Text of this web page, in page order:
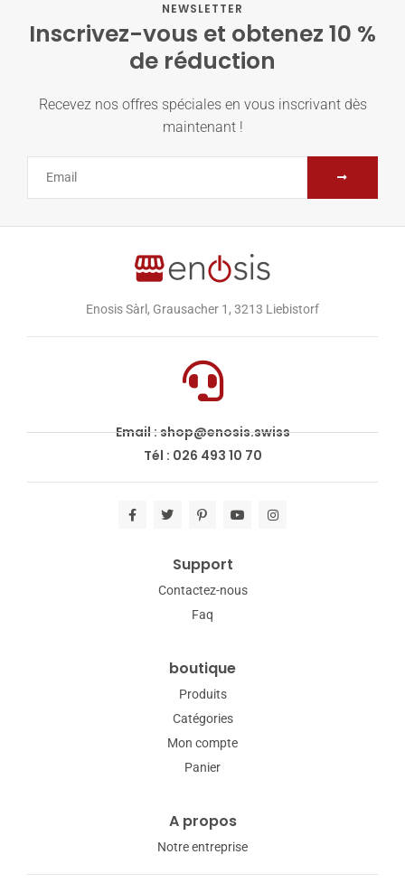
NEWSLETTER
Inscrivez-vous et obtenez 10 %
de réduction
Recevez nos offres spéciales en vous inscrivant dès
maintenant !
Enosis Sàrl, Grausacher 1, 3213 Liebistorf
Email : shop@enosis.swiss
Tél : 026 493 10 70
Support
Contactez-nous
Faq
boutique
Produits
Catégories
Mon compte
Panier
A propos
Notre entreprise